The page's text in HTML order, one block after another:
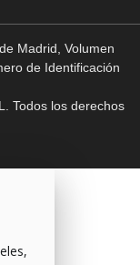
Madrid, Volumen
de Identificación
Todos los derechos